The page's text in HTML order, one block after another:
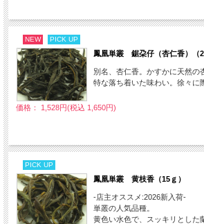
NEW PICK UP
鳳凰単叢 鋸朶仔（杏仁香）（
別名、杏仁香。かすかに天然の
特な落ち着いた味わい。徐々に
価格： 1,528円(税込 1,650円)
PICK UP
鳳凰単叢 黄枝香（15ｇ）
-店主オススメ:2026新入荷-
単叢の人気品種。
黄色い水色で、スッキリとした